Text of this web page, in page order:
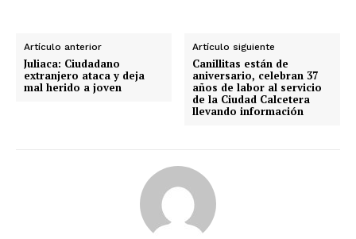
Artículo anterior
Juliaca: Ciudadano
extranjero ataca y deja
mal herido a joven
Artículo siguiente
Canillitas están de
aniversario, celebran 37
años de labor al servicio
de la Ciudad Calcetera
llevando información